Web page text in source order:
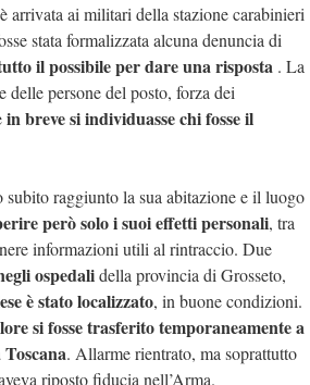
arrivata ai militari della stazione carabinieri
stata formalizzata alcuna denuncia di
il possibile per dare una risposta . La
delle persone del posto, forza dei
in breve si individuasse chi fosse il
raggiunto la sua abitazione e il luogo
però solo i suoi effetti personali, tra
informazioni utili al rintraccio. Due
ospedalidella provincia di Grosseto,
è stato localizzato, in buone condizioni.
si fosse trasferito temporaneamente a
. Allarme rientrato, ma soprattutto
riposto fiducia nell’Arma.